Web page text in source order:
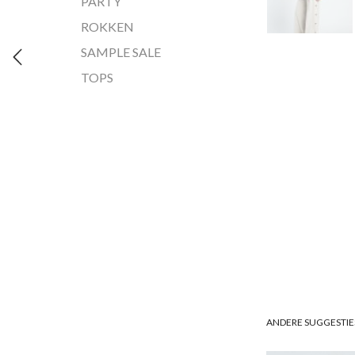
ANDERE
ROKKEN
SAMPLE SALE
TOPS